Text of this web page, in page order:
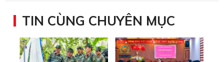
TIN CÙNG CHUYÊN MỤC